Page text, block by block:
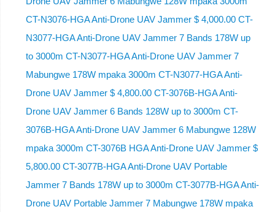
CT-N3076-HGA ​​Anti-Drone UAV Jammer $ 4,000.00 CT-
N3077-HGA Anti-Drone UAV Jammer 7 Bands 178W up
to 3000m CT-N3077-HGA Anti-Drone UAV Jammer 7
Mabungwe 178W mpaka 3000m CT-N3077-HGA Anti-
Drone UAV Jammer $ 4,800.00 CT-3076B-HGA Anti-
Drone UAV Jammer 6 Bands 128W up to 3000m CT-
3076B-HGA Anti-Drone UAV Jammer 6 Mabungwe 128W
mpaka 3000m CT-3076B HGA Anti-Drone UAV Jammer $
5,800.00 CT-3077B-HGA Anti-Drone UAV Portable
Jammer 7 Bands 178W up to 3000m CT-3077B-HGA Anti-
Drone UAV Portable Jammer 7 Mabungwe 178W mpaka